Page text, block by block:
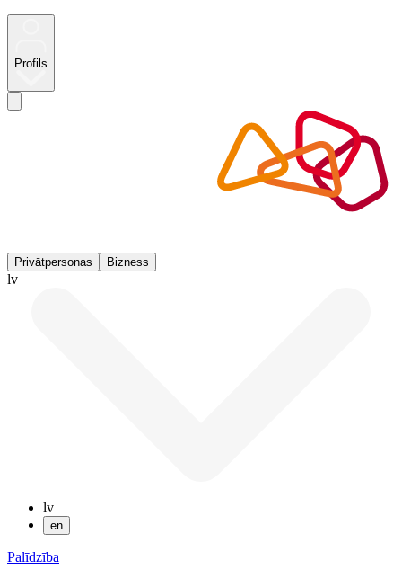
Profils
Privātpersonas Bizness
lv
lv
en
Palīdzība